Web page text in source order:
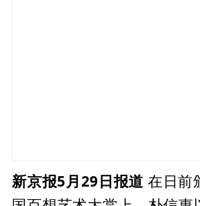
新京报5月29日报道 在日前